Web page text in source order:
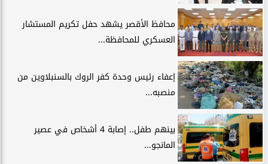
محافظ الأقصر يشهد حفل تكريم المستشار
العسكري للمحافظة...
إعفاء رئيس وحدة كفر الروك بالسنبلاوين من
منصبه...
بينهم طفل.. إصابة 4 أشخاص في عصير
المانجو...